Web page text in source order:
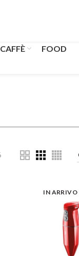
CAFFÈ FOOD
IN ARRIVO